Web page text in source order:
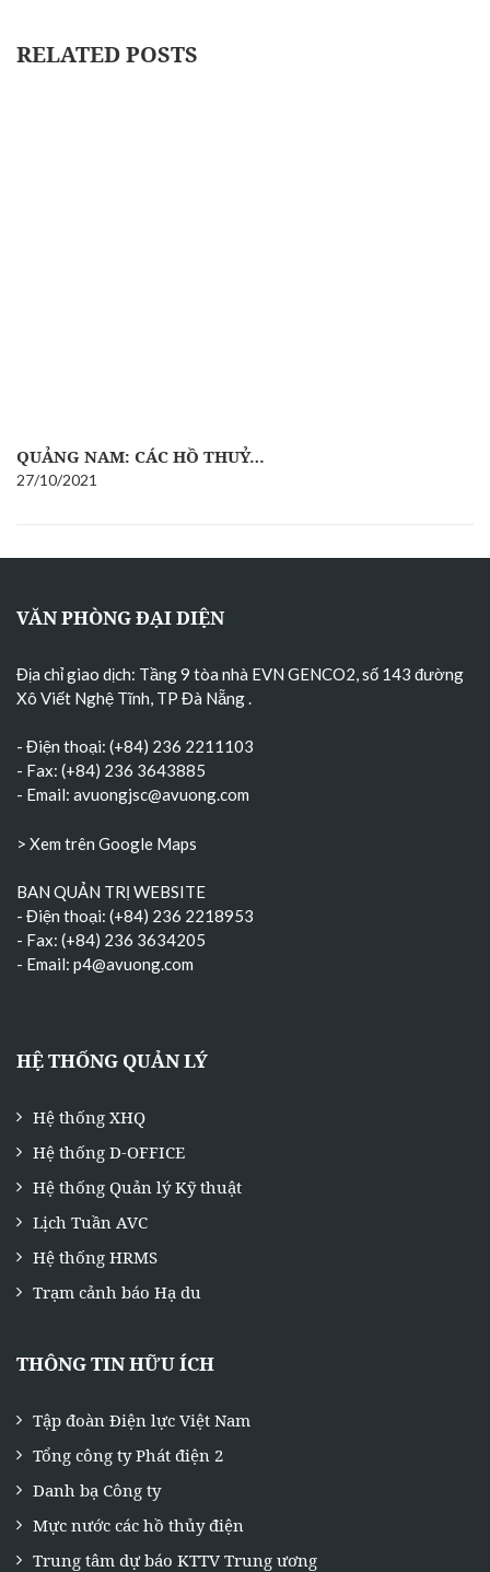
RELATED POSTS
QUẢNG NAM: CÁC HỒ THUỶ…
27/10/2021
VĂN PHÒNG ĐẠI DIỆN
Địa chỉ giao dịch: Tầng 9 tòa nhà EVN GENCO2, số 143 đường
Xô Viết Nghệ Tĩnh, TP Đà Nẵng.
- Điện thoại: (+84) 236 2211103
- Fax: (+84) 236 3643885
- Email: avuongjsc@avuong.com
> Xem trên Google Maps
BAN QUẢN TRỊ WEBSITE
- Điện thoại: (+84) 236 2218953
- Fax: (+84) 236 3634205
- Email: p4@avuong.com
HỆ THỐNG QUẢN LÝ
Hệ thống XHQ
Hệ thống D-OFFICE
Hệ thống Quản lý Kỹ thuật
Lịch Tuần AVC
Hệ thống HRMS
Trạm cảnh báo Hạ du
THÔNG TIN HỮU ÍCH
Tập đoàn Điện lực Việt Nam
Tổng công ty Phát điện 2
Danh bạ Công ty
Mực nước các hồ thủy điện
Trung tâm dự báo KTTV Trung ương